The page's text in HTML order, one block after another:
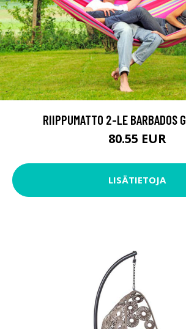
RIIPPUMATTO 2-LE BARBADOS
80.55 EUR
LISÄTIETOJA